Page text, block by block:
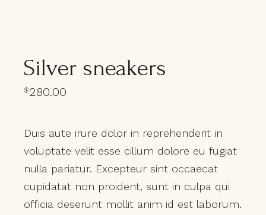
Silver sneakers
$280.00
Duis aute irure dolor in reprehenderit in
voluptate velit esse cillum dolore eu fugiat
nulla pariatur. Excepteur sint occaecat
cupidatat non proident, sunt in culpa qui
officia deserunt mollit anim id est laborum.